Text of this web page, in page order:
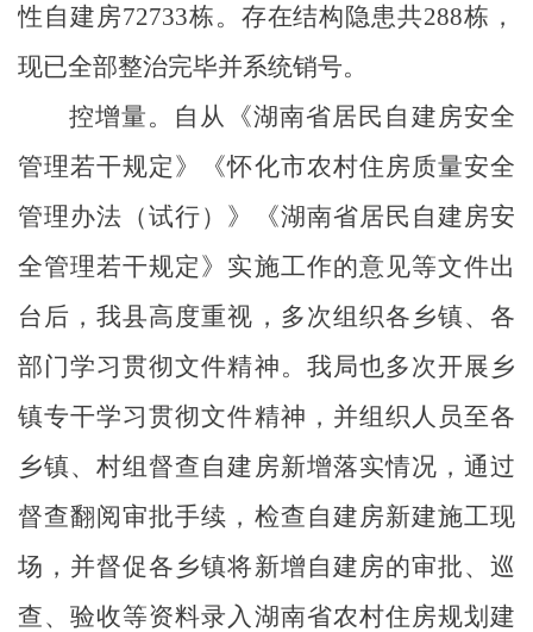
性自建房72733栋。存在结构隐患共288栋，
现已全部整治完毕并系统销号。
控增量。自从《湖南省居民自建房安全
管理若干规定》《怀化市农村住房质量安全
管理办法（试行）》《湖南省居民自建房安
全管理若干规定》实施工作的意见等文件出
台后，我县高度重视，多次组织各乡镇、各
部门学习贯彻文件精神。我局也多次开展乡
镇专干学习贯彻文件精神，并组织人员至各
乡镇、村组督查自建房新增落实情况，通过
督查翻阅审批手续，检查自建房新建施工现
场，并督促各乡镇将新增自建房的审批、巡
查、验收等资料录入湖南省农村住房规划建